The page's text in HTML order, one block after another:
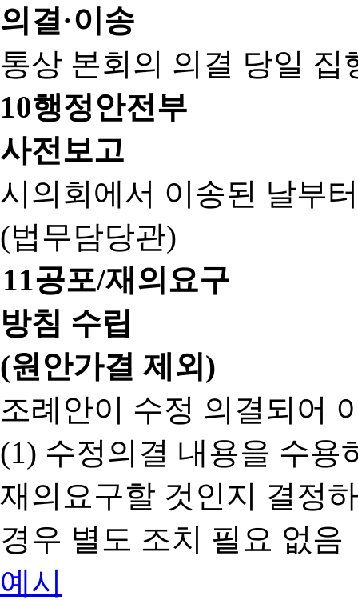
의결·이송
통상 본회의 의결 당일 집
10행정안전부
사전보고
시의회에서 이송된 날부
(법무담당관)
11공포/재의요구
방침 수립
(원안가결 제외)
조례안이 수정 의결되어
(1) 수정의결 내용을 수용
재의요구할 것인지 결정
경우 별도 조치 필요 없음
예시